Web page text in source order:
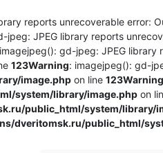
reports unrecoverable error:
jpeg: JPEG library reports
gd-jpeg: JPEG library
123Warning: imagejpeg(): gd-
image.php on line 123Warning
system/library/image.php on
public_html/system/library/
dveritomsk.ru/public_html/